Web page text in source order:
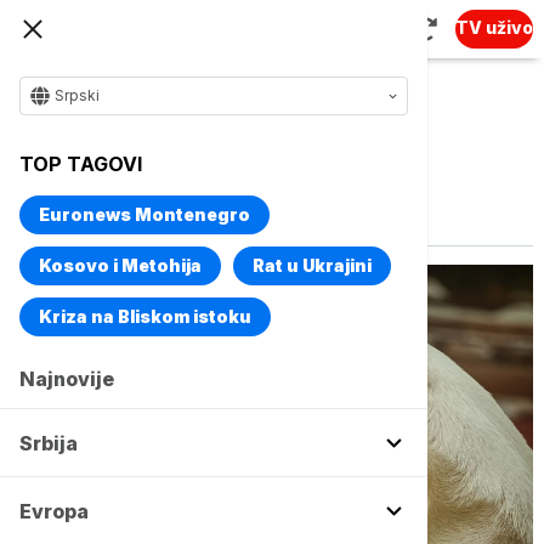
TV uživo
Srpski
TOP TAGOVI
Euronews Montenegro
Kosovo i Metohija Rat u Ukrajini
Kriza na Bliskom istoku
Najnovije
Srbija
Evropa
Vise o temi
Psi